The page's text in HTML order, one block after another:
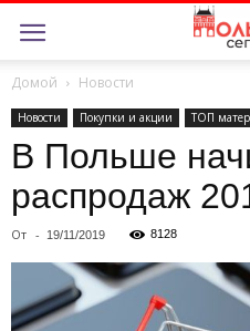
Домой Новости
Новости Покупки и акции ТОП
В Польше
распродаж
От - 19/11/2019 8128